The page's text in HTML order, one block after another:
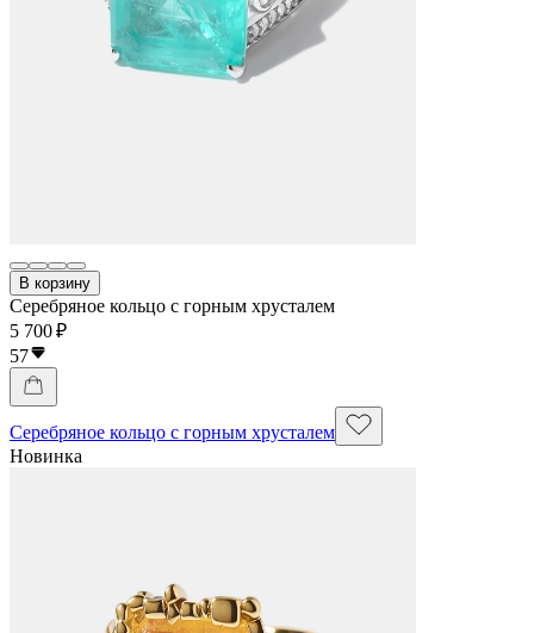
В корзину
Серебряное кольцо с горным хрусталем
5 700 ₽
57
Серебряное кольцо с горным хрусталем
Новинка